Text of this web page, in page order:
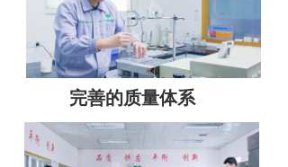
完善的质量体系